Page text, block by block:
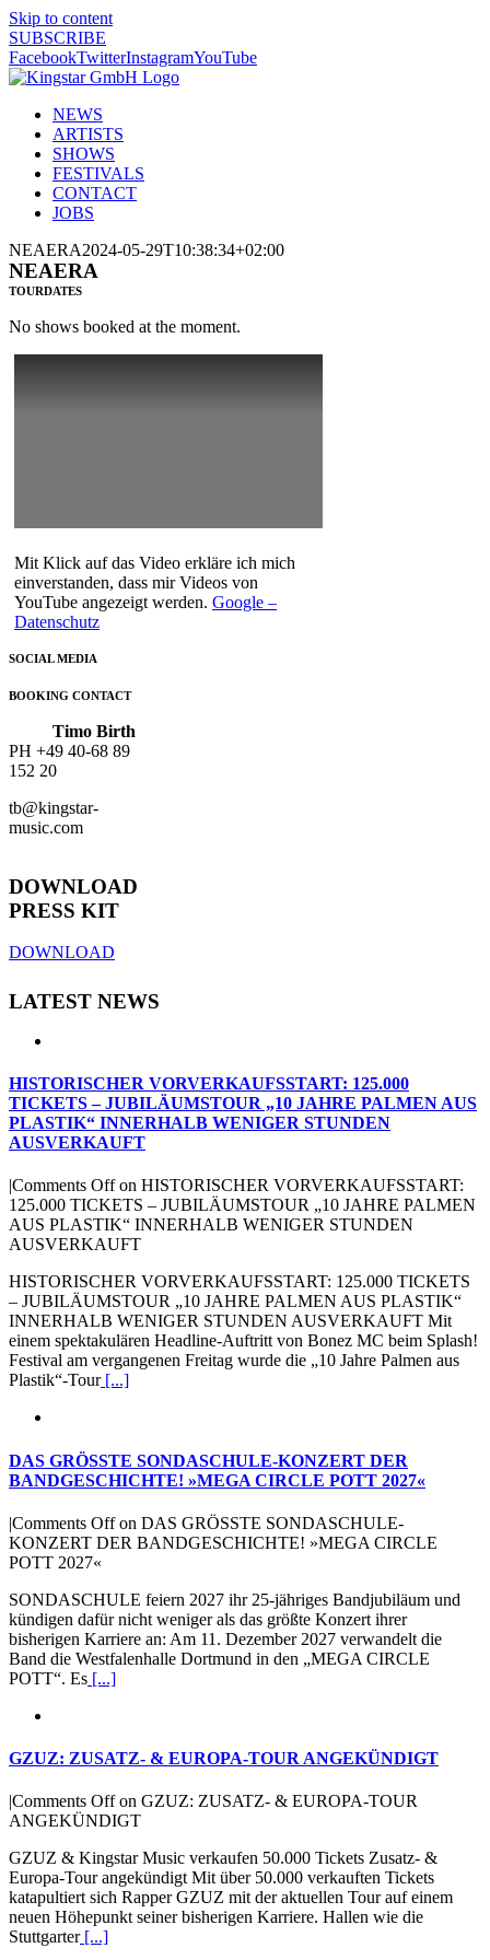
Skip to content
SUBSCRIBE
FacebookTwitterInstagramYouTube
NEWS
ARTISTS
SHOWS
FESTIVALS
CONTACT
JOBS
NEAERA2024-05-29T10:38:34+02:00
NEAERA
TOURDATES
No shows booked at the moment.
Mit Klick auf das Video erkläre ich mich
einverstanden, dass mir Videos von
YouTube angezeigt werden. Google –
Datenschutz
SOCIAL MEDIA
BOOKING CONTACT
Timo Birth
PH +49 40-68 89
152 20
tb@kingstar-
music.com
DOWNLOAD
PRESS KIT
DOWNLOAD
LATEST NEWS
HISTORISCHER VORVERKAUFSSTART: 125.000
TICKETS – JUBILÄUMSTOUR „10 JAHRE PALMEN AUS
PLASTIK“ INNERHALB WENIGER STUNDEN
AUSVERKAUFT
|Comments Offon HISTORISCHER VORVERKAUFSSTART:
125.000 TICKETS – JUBILÄUMSTOUR „10 JAHRE PALMEN
AUS PLASTIK“ INNERHALB WENIGER STUNDEN
AUSVERKAUFT
HISTORISCHER VORVERKAUFSSTART: 125.000 TICKETS
– JUBILÄUMSTOUR „10 JAHRE PALMEN AUS PLASTIK“
INNERHALB WENIGER STUNDEN AUSVERKAUFT Mit
einem spektakulären Headline-Auftritt von Bonez MC beim Splash!
Festival am vergangenen Freitag wurde die „10 Jahre Palmen aus
Plastik“-Tour[...]
DAS GRÖSSTE SONDASCHULE-KONZERT DER
BANDGESCHICHTE! »MEGA CIRCLE POTT 2027«
|Comments Offon DAS GRÖSSTE SONDASCHULE-
KONZERT DER BANDGESCHICHTE! »MEGA CIRCLE
POTT 2027«
SONDASCHULE feiern 2027 ihr 25-jähriges Bandjubiläum und
kündigen dafür nicht weniger als das größte Konzert ihrer
bisherigen Karriere an: Am 11. Dezember 2027 verwandelt die
Band die Westfalenhalle Dortmund in den „MEGA CIRCLE
POTT“. Es [...]
GZUZ: ZUSATZ- & EUROPA-TOUR ANGEKÜNDIGT
|Comments Offon GZUZ: ZUSATZ- & EUROPA-TOUR
ANGEKÜNDIGT
GZUZ & Kingstar Music verkaufen 50.000 Tickets Zusatz- &
Europa-Tour angekündigt Mit über 50.000 verkauften Tickets
katapultiert sich Rapper GZUZ mit der aktuellen Tour auf einem
neuen Höhepunkt seiner bisherigen Karriere. Hallen wie die
Stuttgarter[...]